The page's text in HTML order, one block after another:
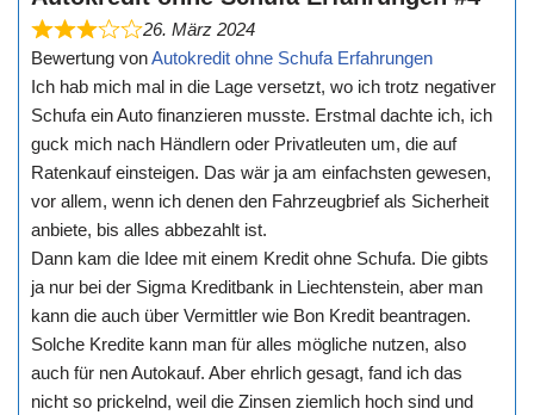
26. März 2024
Bewertung vonAutokredit ohne Schufa Erfahrungen
Ich hab mich mal in die Lage versetzt, wo ich trotz negativer
Schufa ein Auto finanzieren musste. Erstmal dachte ich, ich
guck mich nach Händlern oder Privatleuten um, die auf
Ratenkauf einsteigen. Das wär ja am einfachsten gewesen,
vor allem, wenn ich denen den Fahrzeugbrief als Sicherheit
anbiete, bis alles abbezahlt ist.
Dann kam die Idee mit einem Kredit ohne Schufa. Die gibts
ja nur bei der Sigma Kreditbank in Liechtenstein, aber man
kann die auch über Vermittler wie Bon Kredit beantragen.
Solche Kredite kann man für alles mögliche nutzen, also
auch für nen Autokauf. Aber ehrlich gesagt, fand ich das
nicht so prickelnd, weil die Zinsen ziemlich hoch sind und